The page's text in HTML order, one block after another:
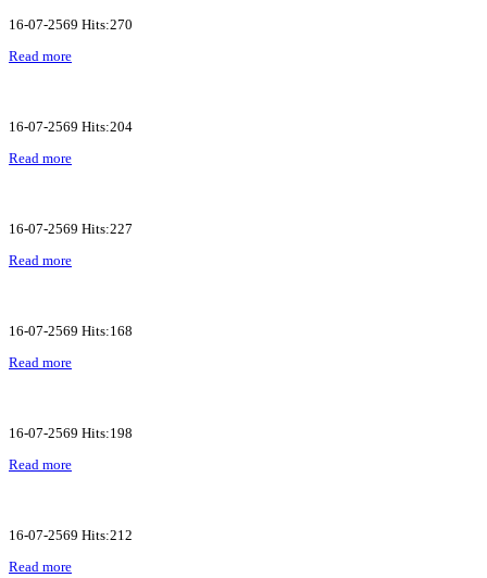
16-07-2569 Hits:270
Read more
16-07-2569 Hits:204
Read more
16-07-2569 Hits:227
Read more
16-07-2569 Hits:168
Read more
16-07-2569 Hits:198
Read more
16-07-2569 Hits:212
Read more